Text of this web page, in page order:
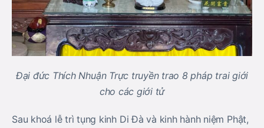
Đại đức Thích Nhuận Trực truyền trao 8 pháp trai giới
cho các giới tử
Sau khoá lễ trì tụng kinh Di Đà và kinh hành niệm Phật,